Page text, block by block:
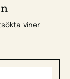
viner